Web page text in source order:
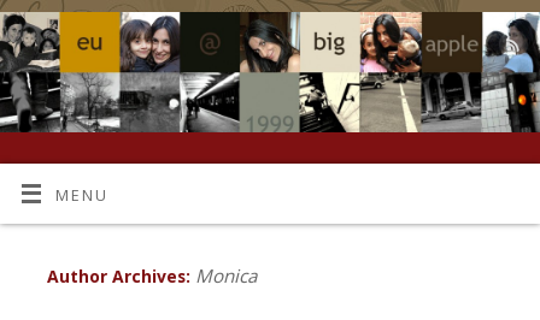
MENU
Author Archives: Monica